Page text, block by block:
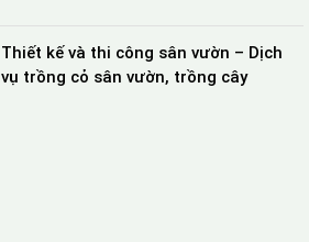
Thiết kế và thi công sân vườn – Dịch
vụ trồng cỏ sân vườn, trồng cây